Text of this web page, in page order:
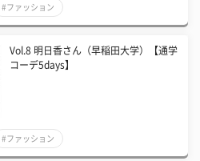
#ファッション
Vol.8 明日香さん（早稲田大学）【通学
コーデ5days】
#ファッション